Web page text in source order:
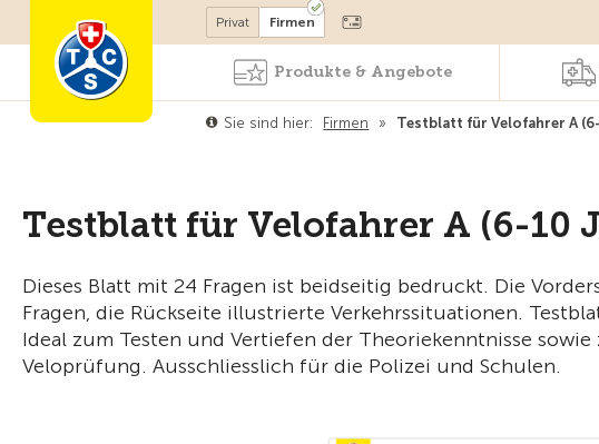
Mitglied werden
Privat Firmen
Produkte & Angebote
Sie sind hier: Firmen » Testblatt für Velofahrer A
Testblatt für Velofahrer A (6-10
Dieses Blatt mit 24 Fragen ist beidseitig bedruckt. Die
Fragen, die Rückseite illustrierte Verkehrssituationen.
Ideal zum Testen und Vertiefen der Theoriekenntnisse
Veloprüfung. Ausschliesslich für die Polizei und Schulen.